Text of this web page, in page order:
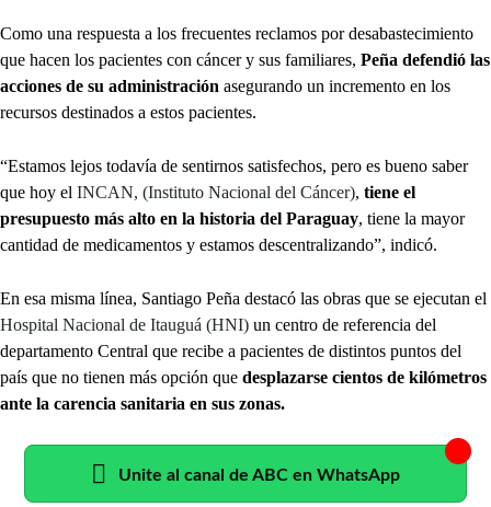
Como una respuesta a los frecuentes reclamos por desabastecimiento
que hacen los pacientes con cáncer y sus familiares, Peña defendió las
acciones de su administración asegurando un incremento en los
recursos destinados a estos pacientes.
“Estamos lejos todavía de sentirnos satisfechos, pero es bueno saber
que hoy el INCAN, (Instituto Nacional del Cáncer), tiene el
presupuesto más alto en la historia del Paraguay, tiene la mayor
cantidad de medicamentos y estamos descentralizando”, indicó.
En esa misma línea, Santiago Peña destacó las obras que se ejecutan el
Hospital Nacional de Itauguá (HNI) un centro de referencia del
departamento Central que recibe a pacientes de distintos puntos del
país que no tienen más opción que desplazarse cientos de kilómetros
ante la carencia sanitaria en sus zonas.
Unite al canal de ABC en WhatsApp